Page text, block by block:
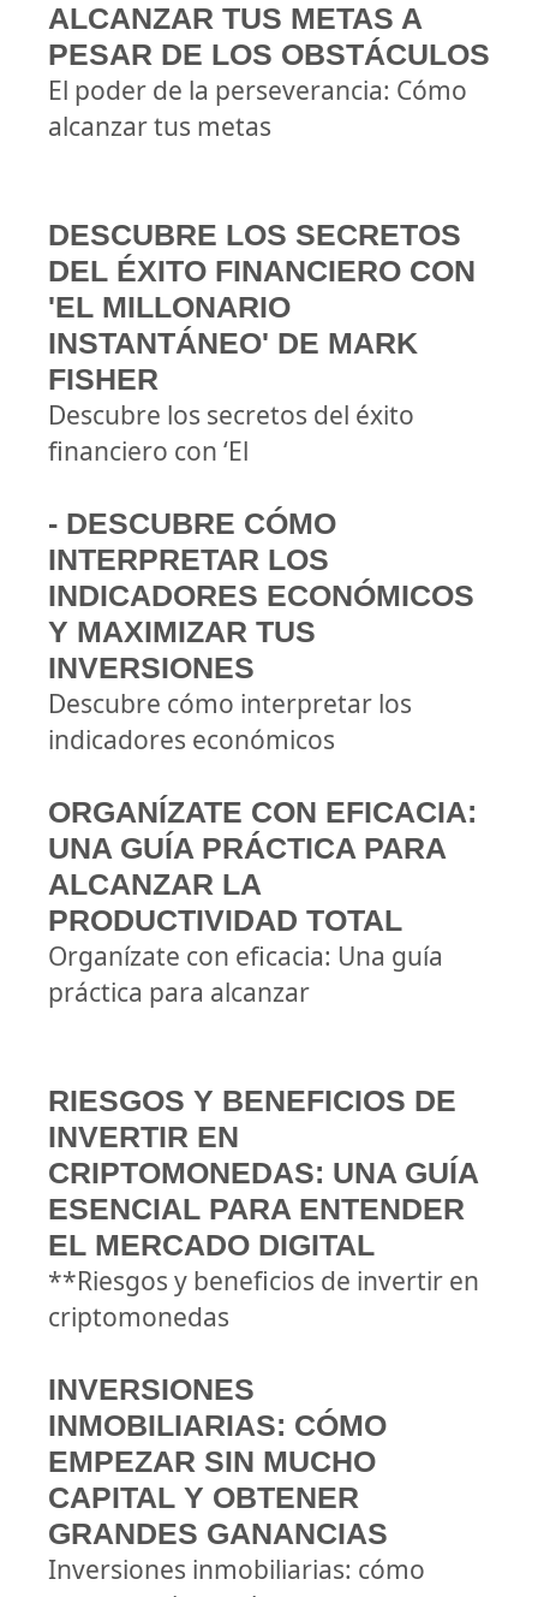
ALCANZAR TUS METAS A
PESAR DE LOS OBSTÁCULOS
El poder de la perseverancia: Cómo
alcanzar tus metas
DESCUBRE LOS SECRETOS
DEL ÉXITO FINANCIERO CON
'EL MILLONARIO
INSTANTÁNEO' DE MARK
FISHER
Descubre los secretos del éxito
financiero con ‘El
- DESCUBRE CÓMO
INTERPRETAR LOS
INDICADORES ECONÓMICOS
Y MAXIMIZAR TUS
INVERSIONES
Descubre cómo interpretar los
indicadores económicos
ORGANÍZATE CON EFICACIA:
UNA GUÍA PRÁCTICA PARA
ALCANZAR LA
PRODUCTIVIDAD TOTAL
Organízate con eficacia: Una guía
práctica para alcanzar
RIESGOS Y BENEFICIOS DE
INVERTIR EN
CRIPTOMONEDAS: UNA GUÍA
ESENCIAL PARA ENTENDER
EL MERCADO DIGITAL
**Riesgos y beneficios de invertir en
criptomonedas
INVERSIONES
INMOBILIARIAS: CÓMO
EMPEZAR SIN MUCHO
CAPITAL Y OBTENER
GRANDES GANANCIAS
Inversiones inmobiliarias: cómo